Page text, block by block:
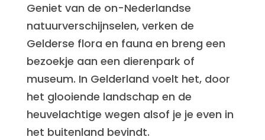
Geniet van de on-Nederlandse
natuurverschijnselen, verken de
Gelderse flora en fauna en breng een
bezoekje aan een dierenpark of
museum. In Gelderland voelt het, door
het glooiende landschap en de
heuvelachtige wegen alsof je je even in
het buitenland bevindt.